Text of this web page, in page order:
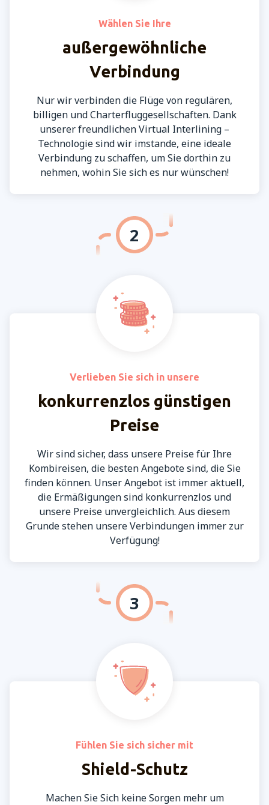
Wählen Sie Ihre
außergewöhnliche
Verbindung
Nur wir verbinden die Flüge von regulären,
billigen und Charterfluggesellschaften. Dank
unserer freundlichen Virtual Interlining –
Technologie sind wir imstande, eine ideale
Verbindung zu schaffen, um Sie dorthin zu
nehmen, wohin Sie sich es nur wünschen!
2
Verlieben Sie sich in unsere
konkurrenzlos günstigen
Preise
Wir sind sicher, dass unsere Preise für Ihre
Kombireisen, die besten Angebote sind, die Sie
finden können. Unser Angebot ist immer aktuell,
die Ermäßigungen sind konkurrenzlos und
unsere Preise unvergleichlich. Aus diesem
Grunde stehen unsere Verbindungen immer zur
Verfügung!
3
Fühlen Sie sich sicher mit
Shield-Schutz
Machen Sie Sich keine Sorgen mehr um